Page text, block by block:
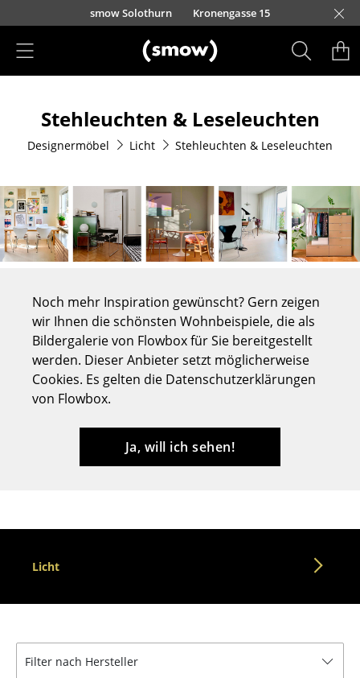
Direkt zum Inhaltsmow Solothurn Kronengasse 15
Sitzmöbel
Esszimmerstühle
Sofas
Sessel
Loungesessel
Freischwinger
Barhocker
Hocker
Bürodrehstühle
Konferenzstühle
Bürosessel
Stehleuchten & Leseleuchten
Designermöbel Licht Stehleuchten & Leseleuchten
Noch mehr Inspiration gewünscht? Gern zeigen
wir Ihnen die schönsten Wohnbeispiele, die als
Bildergalerie von Flowbox für Sie bereitgestellt
werden. Dieser Anbieter setzt möglicherweise
Cookies. Es gelten die Datenschutzerklärungen
von Flowbox.
Ja, will ich sehen!
Licht
Filter nach Hersteller